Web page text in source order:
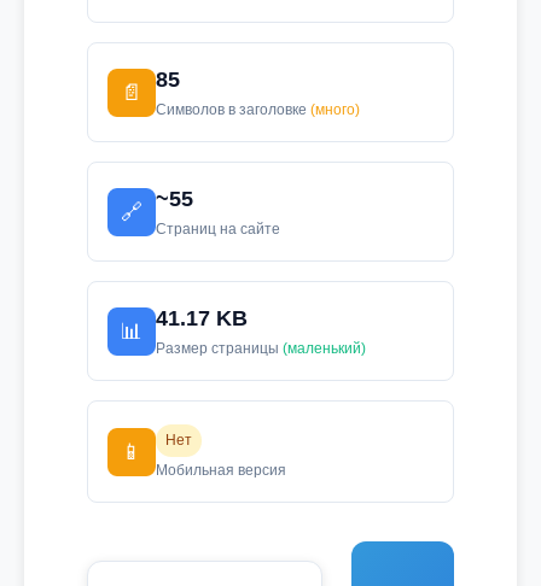
📄
85
Символов в заголовке (много)
🔗
~55
Страниц на сайте
📊
41.17 KB
Размер страницы (маленький)
📱
Нет
Мобильная версия